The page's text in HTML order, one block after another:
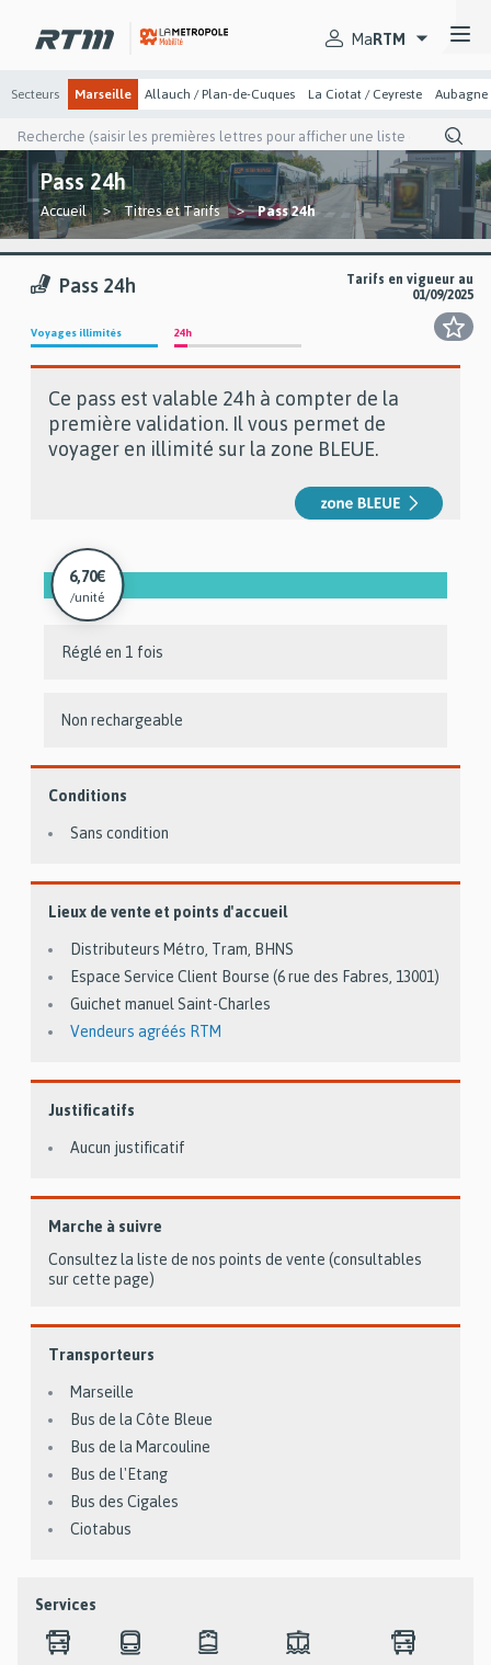
principal
contenu
principal
Secteurs Marseille Allauch / Plan-de-Cuques La Ciotat / Ceyreste Aubagne
Recherche
(saisir
les
premières
lettres
pour
afficher
une
MaRTM
Pass 24h
You
are
here
Accueil Titres et Tarifs Pass 24h
Pass 24h
Tarifs en vigueur au
01/09/2025
Voyages illimités 24h
Description
commerciale
Ce pass est valable 24h à compter de la
première validation. Il vous permet de
voyager en illimité sur la zone BLEUE.
6,70€
/unité
Réglé en 1 fois
Non rechargeable
Conditions
Sans condition
Lieux de vente et points d'accueil
Distributeurs Métro, Tram, BHNS
Espace Service Client Bourse (6 rue des Fabres, 13001)
Guichet manuel Saint-Charles
Vendeurs agréés RTM
Justificatifs
Aucun justificatif
Marche à suivre
Consultez la liste de nos points de vente (consultables
sur cette page)
Transporteurs
Marseille
Bus de la Côte Bleue
Bus de la Marcouline
Bus de l'Etang
Bus des Cigales
Ciotabus
Services